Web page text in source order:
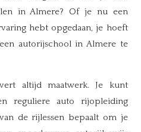
in Almere? Of je nu een
hebt opgedaan, je hoeft
autorijschool in Almere te
altijd maatwerk. Je kunt
reguliere auto rijopleiding
de rijlessen bepaalt om je